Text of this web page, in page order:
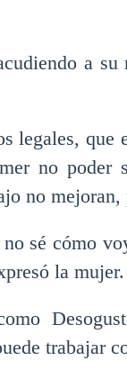
a
legales,
no poder
no
sé cómo
la mujer.
trabajar